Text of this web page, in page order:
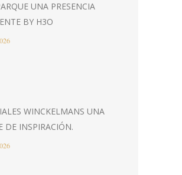
UNA PRESENCIA
BY H3O
WINCKELMANS UNA
DE INSPIRACIÓN.